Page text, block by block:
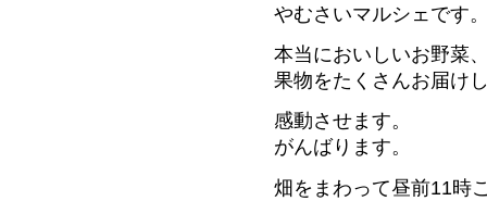
やむさいマルシェです
本当においしいお野菜
果物をたくさんお届け
感動させます。
がんばります。
畑をまわって昼前11時